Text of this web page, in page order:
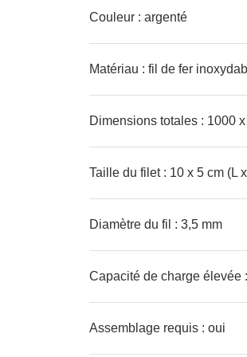
Couleur : argenté
Matériau : fil de fer
Dimensions totales : 1000
Taille du filet : 10 x 5 cm (L
Diamètre du fil : 3,5 mm
Capacité de charge élevée
Assemblage requis : oui